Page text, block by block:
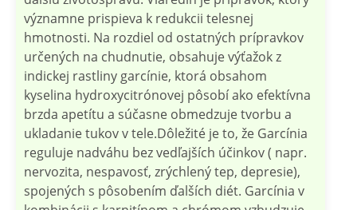
významne prispieva k redukcii telesnej
hmotnosti. Na rozdiel od ostatných prípravkov
určených na chudnutie, obsahuje výťažok z
indickej rastliny garcínie, ktorá obsahom
kyselina hydroxycitrónovej pôsobí ako efektívna
brzda apetítu a súčasne obmedzuje tvorbu a
ukladanie tukov v tele.Dôležité je to, že Garcínia
reguluje nadváhu bez vedľajších účinkov ( napr.
nervozita, nespavosť, zrýchlený tep, depresie),
spojených s pôsobením ďalších diét. Garcínia v